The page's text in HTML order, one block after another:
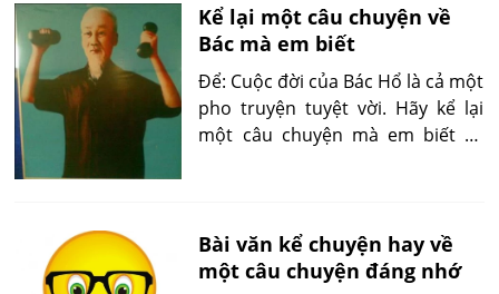
Kể lại một câu chuyện về
Bác mà em biết
Để: Cuộc đời của Bác Hổ là cả một
pho truyện tuyệt vời. Hãy kể lại
một câu chuyện mà em biết về
Bài văn kể chuyện hay về
một câu chuyện đáng nhớ